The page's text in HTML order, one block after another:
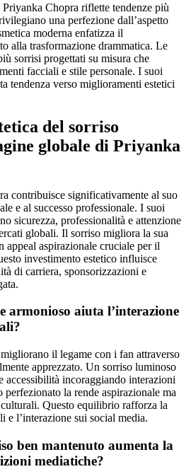
Chopra riflette tendenze più
una perfezione dall’aspetto
moderna enfatizza il
alla trasformazione drammatica. Le
sorrisi progettati su misura che
facciali e stile personale. I suoi
tendenza verso miglioramenti estetici
del sorriso
globale di Priyanka
contribuisce significativamente al suo
e al successo professionale. I suoi
sicurezza, professionalità e attenzione
globali. Il sorriso migliora la sua
appeal aspirazionale cruciale per il
investimento estetico influisce
di carriera, sponsorizzazioni e
armonioso aiuta l’interazione
il legame con i fan attraverso
apprezzato. Un sorriso luminoso
accessibilità incoraggiando interazioni
perfezionato la rende aspirazionale ma
Questo equilibrio rafforza la
e l’interazione sui social media.
ben mantenuto aumenta la
mediatiche?